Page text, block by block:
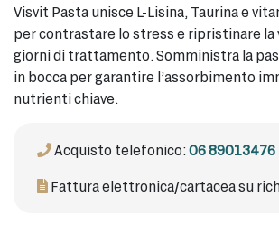
Visvit Pasta unisce L-Lisina, Taurina e
per contrastare lo stress e ripristinare la
giorni di trattamento. Somministra la
in bocca per garantire l’assorbimento
nutrienti chiave.
Acquisto telefonico:06 89013476
Fattura elettronica/cartacea su